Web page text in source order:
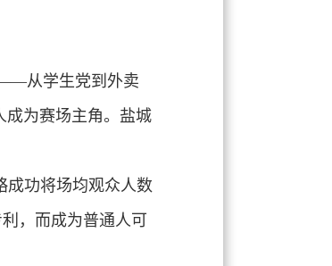
——从学生党到外卖
成为赛场主角。盐城
功将场均观众人数
，而成为普通人可